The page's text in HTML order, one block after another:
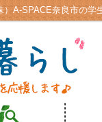
A-SPACE奈良市の学